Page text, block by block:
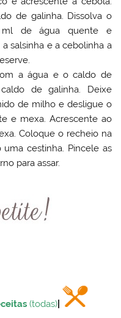
de galinha. Dissolva o
de água quente e
salsinha e a cebolinha a
a água e o caldo de
de galinha. Deixe
de milho e desligue o
e mexa. Acrescente ao
Coloque o recheio na
cestinha. Pincele as
para assar.
(todas)